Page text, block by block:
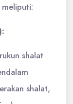
shalat
shalat,